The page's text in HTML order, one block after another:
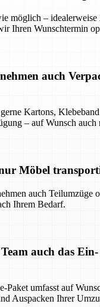
möglich –
Ihren Wunschtermin
auch
Kartons,
– auf Wunsch
Möbel
auch Teilumzüge
Ihrem Bedarf.
auch das
Paket umfasst auf
Auspacken Ihrer